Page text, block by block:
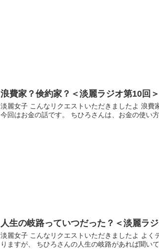
浪費家？倹約家？＜淡麗ラジオ第10回＞
淡麗女子 こんなリクエストいただきましたよ 浪費
今回はお金の話です。 ちひろさんは、お金の使い
人生の岐路っていつだった？＜淡麗ラ
淡麗女子 こんなリクエストいただきましたよ よ
りますが、 ちひろさんの人生の岐路があれば聞い